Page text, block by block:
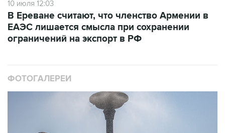
ЕАЭС лишается смысла при сохранении
ограничений на экспорт в РФ